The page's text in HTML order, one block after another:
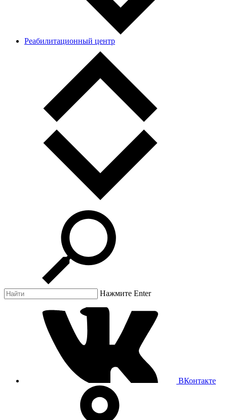
Реабилитационный центр
Нажмите Enter
ВКонтакте